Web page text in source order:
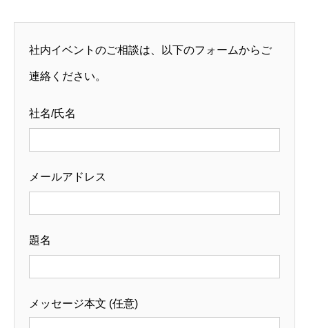
社内イベントのご相談は、以下のフォームからご
連絡ください。
社名/氏名
メールアドレス
題名
メッセージ本文 (任意)